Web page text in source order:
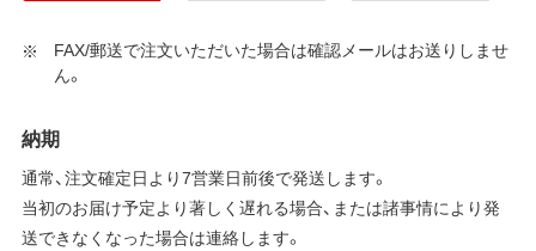
FAX/郵送で注文いただいた場合は確認メールはお送りしませ
ん。
納期
通常、注文確定日より7営業日前後で発送します。
当初のお届け予定より著しく遅れる場合、または諸事情により発
送できなくなった場合は連絡します。